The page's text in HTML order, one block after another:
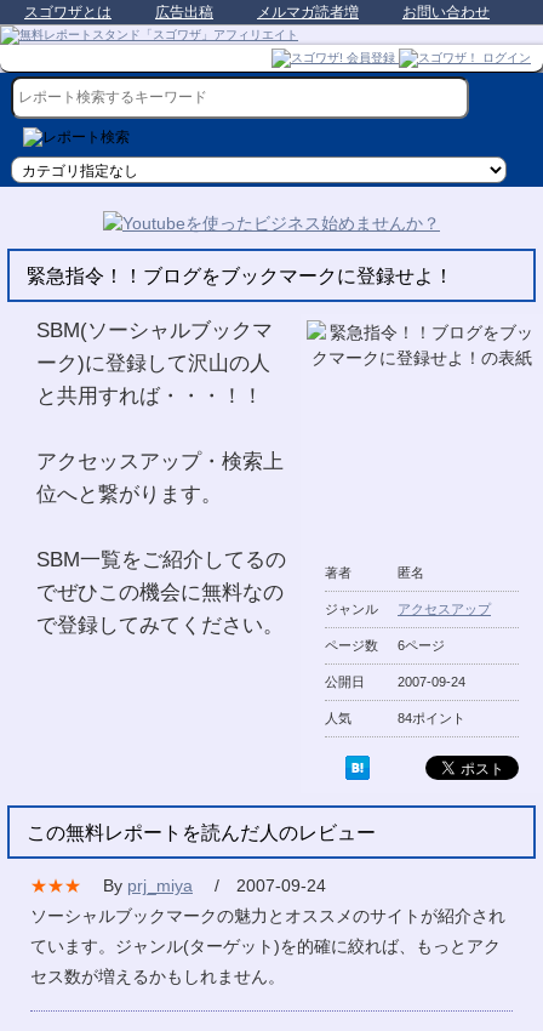
スゴワザとは 広告出稿 メルマガ読者増 お問い合わせ
緊急指令！！ブログをブックマークに登録せよ！
著者 匿名
ジャンル アクセスアップ
ページ数 6ページ
公開日 2007-09-24
人気 84ポイント
SBM(ソーシャルブックマ
ーク)に登録して沢山の人
と共用すれば・・・！！
アクセッスアップ・検索上
位へと繋がります。
SBM一覧をご紹介してるの
でぜひこの機会に無料なの
で登録してみてください。
この無料レポートを読んだ人のレビュー
★★★ By prj_miya
/ 2007-09-24
ソーシャルブックマークの魅力とオススメのサイトが紹介され
ています。ジャンル(ターゲット)を的確に絞れば、もっとアク
セス数が増えるかもしれません。